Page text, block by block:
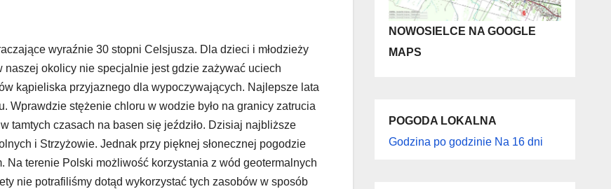
wyraźnie 30 stopni Celsjusza. Dla dzieci i młodzieży
okolicy nie specjalnie jest gdzie zażywać uciech
kąpieliska przyjaznego dla wypoczywających. Najlepsze lata
Wprawdzie stężenie chloru w wodzie było na granicy zatrucia
tamtych czasach na basen się jeździło. Dzisiaj najbliższe
i Strzyżowie. Jednak przy pięknej słonecznej pogodzie
terenie Polski możliwość korzystania z wód geotermalnych
nie potrafiliśmy dotąd wykorzystać tych zasobów w sposób
NOWOSIELCE NA GOOGLE
MAPS
POGODA LOKALNA
Godzina po godzinie Na 16 dni